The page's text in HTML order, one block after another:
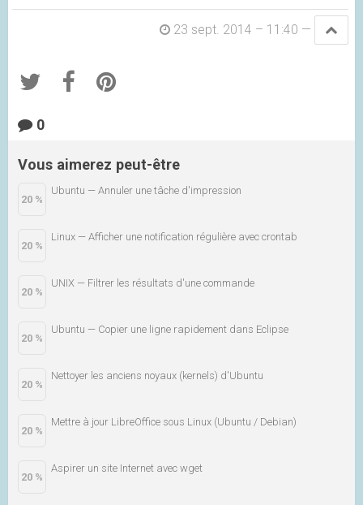
23 sept. 2014 – 11:40 —
0
Vous aimerez peut-être
20 %
Ubuntu — Annuler une tâche d'impression
20 %
Linux — Afficher une notification régulière avec crontab
20 %
UNIX — Filtrer les résultats d'une commande
20 %
Ubuntu — Copier une ligne rapidement dans Eclipse
20 %
Nettoyer les anciens noyaux (kernels) d'Ubuntu
20 %
Mettre à jour LibreOffice sous Linux (Ubuntu / Debian)
20 %
Aspirer un site Internet avec wget